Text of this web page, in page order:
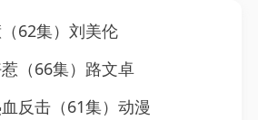
62集）刘美伦
（66集）路文卓
反击（61集）动漫